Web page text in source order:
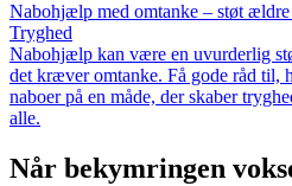
Nabohjælp med omtanke – støt ældre
Tryghed
Nabohjælp kan være en uvurderlig
det kræver omtanke. Få gode råd til,
naboer på en måde, der skaber
alle.
Når bekymringen